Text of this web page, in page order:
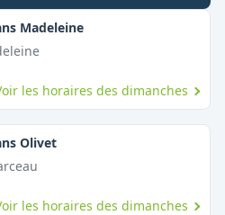
Madeleine,
les horaires des dimanches
Olivet,
les horaires des dimanches